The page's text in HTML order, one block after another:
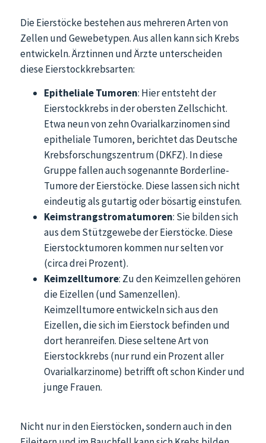
Die Eierstöcke bestehen aus mehreren Arten von
Zellen und Gewebetypen. Aus allen kann sich Krebs
entwickeln. Ärztinnen und Ärzte unterscheiden
diese Eierstockkrebsarten:
Epitheliale Tumoren: Hier entsteht der
Eierstockkrebs in der obersten Zellschicht.
Etwa neun von zehn Ovarialkarzinomen sind
epitheliale Tumoren, berichtet das Deutsche
Krebsforschungszentrum (DKFZ). In diese
Gruppe fallen auch sogenannte Borderline-
Tumore der Eierstöcke. Diese lassen sich nicht
eindeutig als gutartig oder bösartig einstufen.
Keimstrangstromatumoren: Sie bilden sich
aus dem Stützgewebe der Eierstöcke. Diese
Eierstocktumoren kommen nur selten vor
(circa drei Prozent).
Keimzelltumore: Zu den Keimzellen gehören
die Eizellen (und Samenzellen).
Keimzelltumore entwickeln sich aus den
Eizellen, die sich im Eierstock befinden und
dort heranreifen. Diese seltene Art von
Eierstockkrebs (nur rund ein Prozent aller
Ovarialkarzinome) betrifft oft schon Kinder und
junge Frauen.
Nicht nur in den Eierstöcken, sondern auch in den